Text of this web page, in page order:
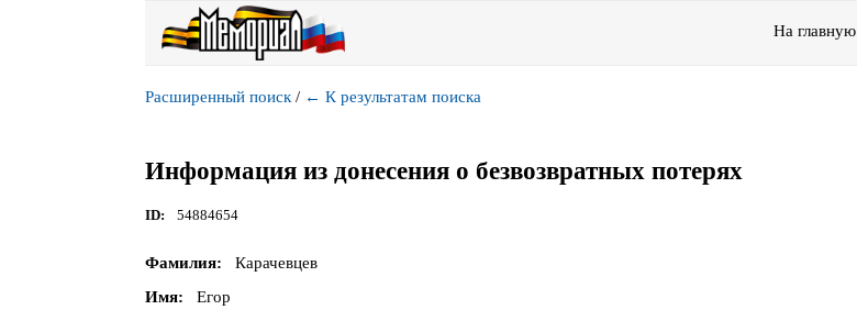
На главную
Расширенный поиск / ← К результатам поиска
Информация из донесения о безвозвратных потерях
ID 54884654
Фамилия
Карачевцев
Имя
Егор